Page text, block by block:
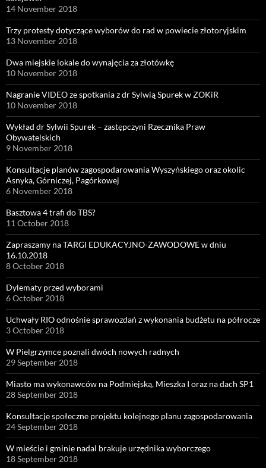
14 November 2018
Trzy protesty dotyczące wyborów do rad w powiecie złotoryjskim
13 November 2018
Dwa miejskie lokale do wynajęcia za złotówkę
10 November 2018
Nagranie VIDEO ze spotkania z dr Sylwią Spurek w ZOKiR
10 November 2018
Wykład dr Sylwii Spurek – zastępczyni Rzecznika Praw
Obywatelskich
9 November 2018
Konsultacje planów zagospodarowania Wyszyńskiego oraz okolic
Asnyka, Górniczej, Pagórkowej
6 November 2018
Basztowa 4 trafi do TBS?
11 October 2018
Zapraszamy na TARGI EDUKACYJNO-ZAWODOWE w dniu
16.10.2018
8 October 2018
Dylematy przed wyborami
6 October 2018
Uchwały RIO odnośnie sprawozdań z wykonania budżetu na półrocze
3 October 2018
W Pielgrzymce poznali dwóch nowych radnych
29 September 2018
Miasto ma wykonawców na Podmiejską, Mieszka I oraz na dach SP1
28 September 2018
Konsultacje społeczne projektu kolejnego planu zagospodarowania
24 September 2018
W mieście i gminie nadal brakuje urzędnika wyborczego
18 September 2018